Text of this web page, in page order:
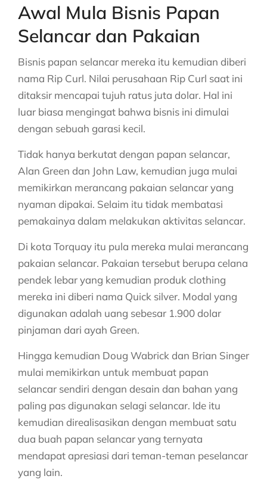
Awal Mula Bisnis Papan
Selancar dan Pakaian
Bisnis papan selancar mereka itu kemudian diberi
nama Rip Curl. Nilai perusahaan Rip Curl saat ini
ditaksir mencapai tujuh ratus juta dolar. Hal ini
luar biasa mengingat bahwa bisnis ini dimulai
dengan sebuah garasi kecil.
Tidak hanya berkutat dengan papan selancar,
Alan Green dan John Law, kemudian juga mulai
memikirkan merancang pakaian selancar yang
nyaman dipakai. Selaim itu tidak membatasi
pemakainya dalam melakukan aktivitas selancar.
Di kota Torquay itu pula mereka mulai merancang
pakaian selancar. Pakaian tersebut berupa celana
pendek lebar yang kemudian produk clothing
mereka ini diberi nama Quick silver. Modal yang
digunakan adalah uang sebesar 1.900 dolar
pinjaman dari ayah Green.
Hingga kemudian Doug Wabrick dan Brian Singer
mulai memikirkan untuk membuat papan
selancar sendiri dengan desain dan bahan yang
paling pas digunakan selagi selancar. Ide itu
kemudian direalisasikan dengan membuat satu
dua buah papan selancar yang ternyata
mendapat apresiasi dari teman-teman peselancar
yang lain.